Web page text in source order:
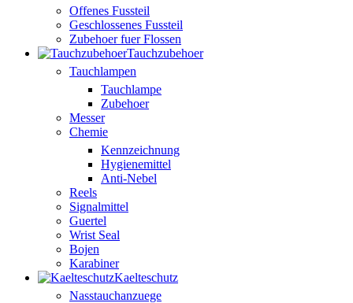
Offenes Fussteil
Geschlossenes Fussteil
Zubehoer fuer Flossen
Tauchzubehoer
Tauchlampen
Tauchlampe
Zubehoer
Messer
Chemie
Kennzeichnung
Hygienemittel
Anti-Nebel
Reels
Signalmittel
Guertel
Wrist Seal
Bojen
Karabiner
Kaelteschutz
Nasstauchanzuege